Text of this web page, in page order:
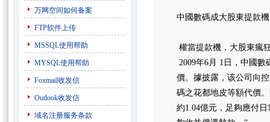
万网空间如何备案
FTP软件上传
MSSQL使用帮助
MYSQL使用帮助
Foxmail收发信
Outlook收发信
域名注册服务条款
中國數碼成大股東提款
權當提款機，大股東瘋
2009年6月 1日，中國
價。據披露，该公司向
碼之花都地皮等額代價
約1.04億元，足夠應付